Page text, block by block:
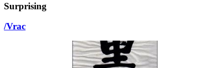
Surprising
/Vrac